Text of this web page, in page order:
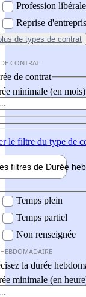
Profession libérale
Reprise
de types de contrat
CONTRAT
de contrat
minimale (en mois)
le filtre du type de
filtres de Durée
Temps plein
Temps partiel
Non renseignée
la durée
minimale (en